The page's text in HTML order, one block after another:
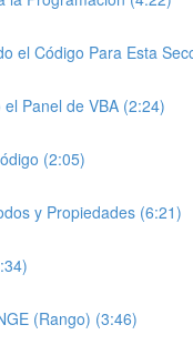
el Código Para Esta
Panel de VBA (2:24)
(2:05)
y Propiedades (6:21)
(Rango) (3:46)